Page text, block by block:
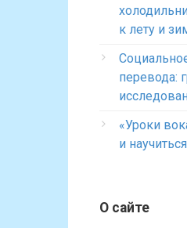
к лету и
перевода:
«Уроки
и
О сайте